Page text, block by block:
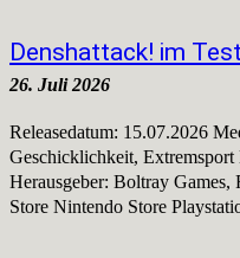
Denshattack! im Test
26. Juli 2026
Releasedatum: 15.07.2026
Geschicklichkeit,
Herausgeber: Boltray Games, Fireshine